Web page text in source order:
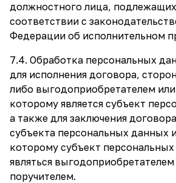
должностного лица,
соответствии с
Федерации об исполнительном
7.4. Обработка персональных
для исполнения договора,
либо выгодоприобретателем
которому является субъект
а также для заключения
субъекта персональных данных
которому субъект
являться
поручителем.